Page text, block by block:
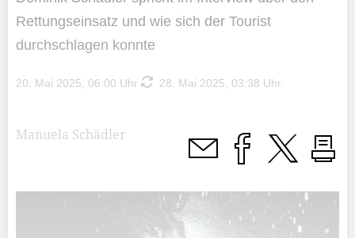
Rettungseinsatz und wie sich der Tourist
durchschlagen konnte
20. Mai 2025, 06:00 Uhr 28. Mai 2025, 03:38 Uhr
Manuela Schädler